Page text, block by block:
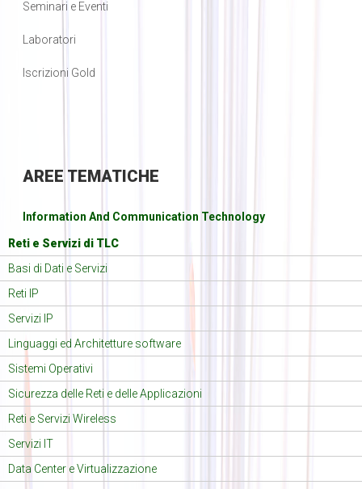
Seminari e Eventi
Laboratori
Iscrizioni Gold
AREE TEMATICHE
Information And Communication Technology
Reti e Servizi di TLC
Basi di Dati e Servizi
Reti IP
Servizi IP
Linguaggi ed Architetture software
Sistemi Operativi
Sicurezza delle Reti e delle Applicazioni
Reti e Servizi Wireless
Servizi IT
Data Center e Virtualizzazione